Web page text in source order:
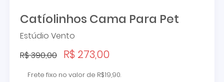
Catíolinhos Cama Para Pet
Estúdio Vento
R$ 390,00
R$ 273,00
Frete fixo no valor de R$19,90.